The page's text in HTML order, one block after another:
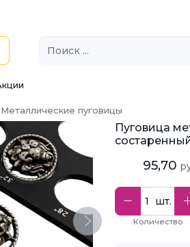
Металлические пуговицы
Next
Пуговица
95,70
шт.
Количество